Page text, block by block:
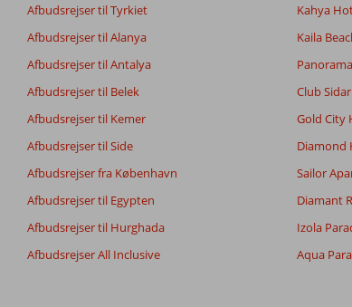
Sorter
dato (ny > gammel)
Afbudsrejser til Tyrkiet
Afbudsrejser til Alanya
Afbudsrejser til Antalya
Afbudsrejser til Belek
Afbudsrejser til Kemer
Afbudsrejser til Side
Afbudsrejser fra København
Afbudsrejser til Egypten
Afbudsrejser til Hurghada
Afbudsrejser All Inclusive
Kahya
Kaila
Club Sidar
Gold City
Diamond
Sailor
Diamant
Izola
Aqua